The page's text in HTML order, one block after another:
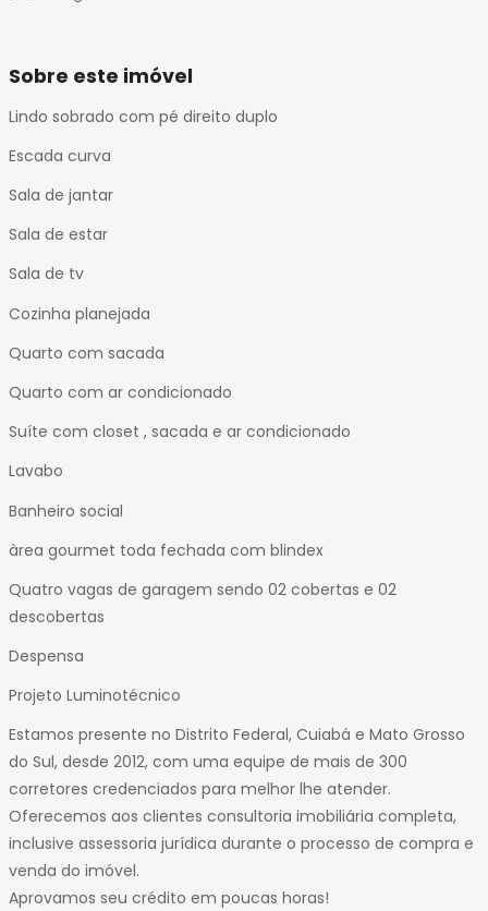
23
24
26
27
Sobre este imóvel
Lindo sobrado com pé direito duplo
Escada curva
Sala de jantar
Sala de estar
Sala de tv
Cozinha planejada
Quarto com sacada
Quarto com ar condicionado
Suíte com closet , sacada e ar condicionado
Lavabo
Banheiro social
àrea gourmet toda fechada com blindex
Quatro vagas de garagem sendo 02 cobertas e 02
descobertas
Despensa
Projeto Luminotécnico
Estamos presente no Distrito Federal, Cuiabá e Mato Grosso
do Sul, desde 2012, com uma equipe de mais de 300
corretores credenciados para melhor lhe atender.
Oferecemos aos clientes consultoria imobiliária completa,
inclusive assessoria jurídica durante o processo de compra e
venda do imóvel.
Aprovamos seu crédito em poucas horas!